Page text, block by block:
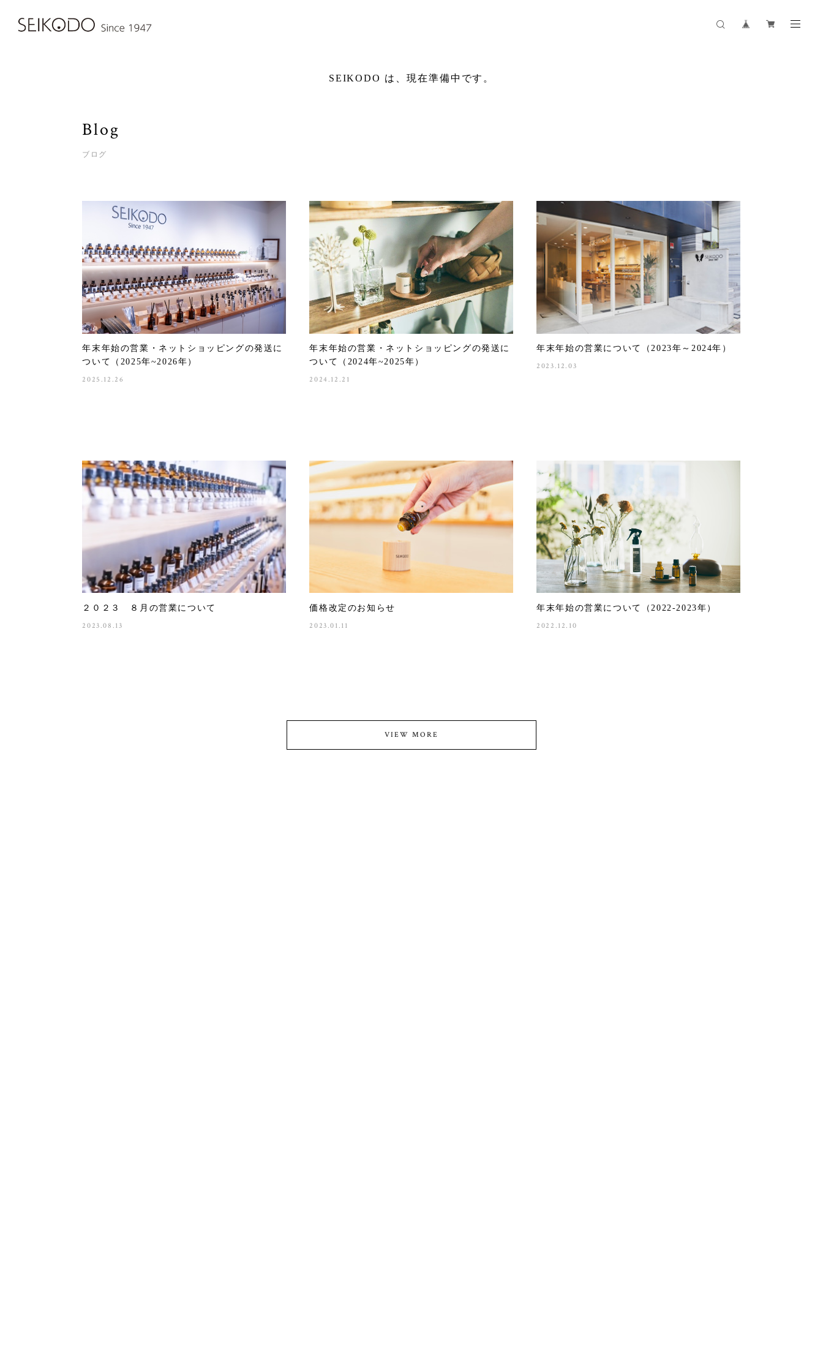
SEIKODO は、現在準備中です。
Blog
ブログ
年末年始の営業・ネットショッピングの発送に
ついて（2025年~2026年）
2025.12.26
年末年始の営業・ネットショッピングの発送に
ついて（2024年~2025年）
2024.12.21
年末年始の営業について（2023年～2024年）
2023.12.03
２０２３ ８月の営業について
2023.08.13
価格改定のお知らせ
2023.01.11
年末年始の営業について（2022-2023年）
2022.12.10
VIEW MORE